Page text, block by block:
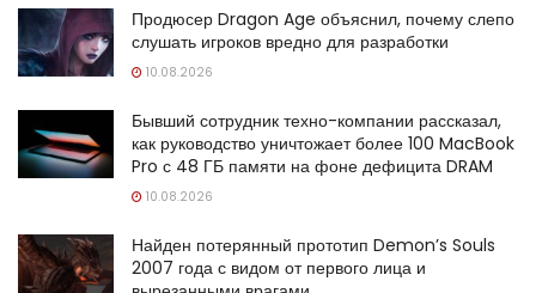
Продюсер Dragon Age объяснил, почему слепо
слушать игроков вредно для разработки
10.08.2026
Бывший сотрудник техно-компании рассказал,
как руководство уничтожает более 100 MacBook
Pro с 48 ГБ памяти на фоне дефицита DRAM
10.08.2026
Найден потерянный прототип Demon’s Souls
2007 года с видом от первого лица и